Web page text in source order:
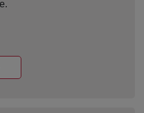
nueva